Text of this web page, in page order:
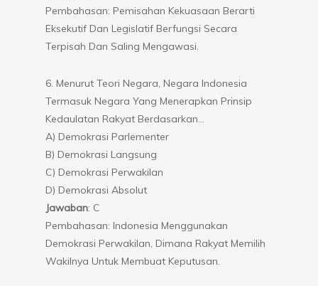
Pembahasan: Pemisahan Kekuasaan Berarti
Eksekutif Dan Legislatif Berfungsi Secara
Terpisah Dan Saling Mengawasi.
6. Menurut Teori Negara, Negara Indonesia
Termasuk Negara Yang Menerapkan Prinsip
Kedaulatan Rakyat Berdasarkan…
A) Demokrasi Parlementer
B) Demokrasi Langsung
C) Demokrasi Perwakilan
D) Demokrasi Absolut
Jawaban: C
Pembahasan: Indonesia Menggunakan
Demokrasi Perwakilan, Dimana Rakyat Memilih
Wakilnya Untuk Membuat Keputusan.